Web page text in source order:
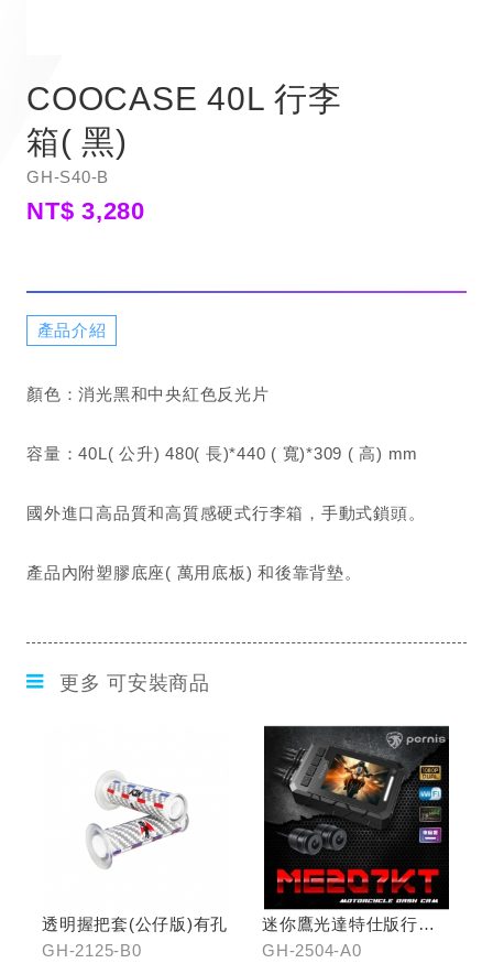
COOCASE 40L 行李
箱( 黑)
GH-S40-B
NT$ 3,280
產品介紹
顏色：消光黑和中央紅色反光片
容量：40L( 公升) 480( 長)*440 ( 寬)*309 ( 高) mm
國外進口高品質和高質感硬式行李箱，手動式鎖頭。
產品內附塑膠底座( 萬用底板) 和後靠背墊。
更多 可安裝商品
透明握把套(公仔版)有孔
GH-2125-B0
迷你鷹光達特仕版行車
記錄器
GH-2504-A0